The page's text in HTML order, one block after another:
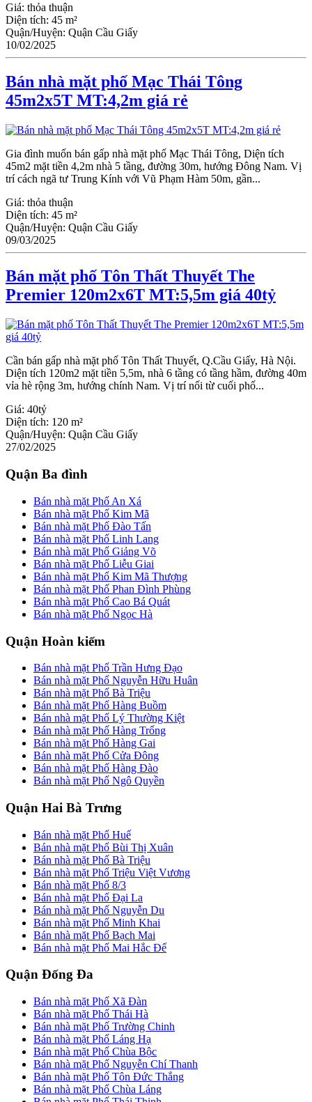
Giá: thỏa thuận
Diện tích: 45 m²
Quận/Huyện: Quận Cầu Giấy
10/02/2025
Bán nhà mặt phố Mạc Thái Tông
45m2x5T MT:4,2m giá rẻ
Gia đình muốn bán gấp nhà mặt phố Mạc Thái Tông, Diện tích
45m2 mặt tiền 4,2m nhà 5 tầng, đường 30m, hướng Đông Nam. Vị
trí cách ngã tư Trung Kính với Vũ Phạm Hàm 50m, gần...
Giá: thỏa thuận
Diện tích: 45 m²
Quận/Huyện: Quận Cầu Giấy
09/03/2025
Bán mặt phố Tôn Thất Thuyết The
Premier 120m2x6T MT:5,5m giá 40tỷ
Cần bán gấp nhà mặt phố Tôn Thất Thuyết, Q.Cầu Giấy, Hà Nội.
Diện tích 120m2 mặt tiền 5,5m, nhà 6 tầng có tầng hầm, đường 40m
vỉa hè rộng 3m, hướng chính Nam. Vị trí nối từ cuối phố...
Giá: 40tỷ
Diện tích: 120 m²
Quận/Huyện: Quận Cầu Giấy
27/02/2025
Quận Ba đình
Bán nhà mặt Phố An Xá
Bán nhà mặt Phố Kim Mã
Bán nhà mặt Phố Đào Tấn
Bán nhà mặt Phố Linh Lang
Bán nhà mặt Phố Giảng Võ
Bán nhà mặt Phố Liễu Giai
Bán nhà mặt Phố Kim Mã Thượng
Bán nhà mặt Phố Phan Đình Phùng
Bán nhà mặt Phố Cao Bá Quát
Bán nhà mặt Phố Ngọc Hà
Quận Hoàn kiếm
Bán nhà mặt Phố Trần Hưng Đạo
Bán nhà mặt Phố Nguyễn Hữu Huân
Bán nhà mặt Phố Bà Triệu
Bán nhà mặt Phố Hàng Buồm
Bán nhà mặt Phố Lý Thường Kiệt
Bán nhà mặt Phố Hàng Trống
Bán nhà mặt Phố Hàng Gai
Bán nhà mặt Phố Cửa Đông
Bán nhà mặt Phố Hàng Đào
Bán nhà mặt Phố Ngô Quyền
Quận Hai Bà Trưng
Bán nhà mặt Phố Huế
Bán nhà mặt Phố Bùi Thị Xuân
Bán nhà mặt Phố Bà Triệu
Bán nhà mặt Phố Triệu Việt Vương
Bán nhà mặt Phố 8/3
Bán nhà mặt Phố Đại La
Bán nhà mặt Phố Nguyễn Du
Bán nhà mặt Phố Minh Khai
Bán nhà mặt Phố Bạch Mai
Bán nhà mặt Phố Mai Hắc Đế
Quận Đống Đa
Bán nhà mặt Phố Xã Đàn
Bán nhà mặt Phố Thái Hà
Bán nhà mặt Phố Trường Chinh
Bán nhà mặt Phố Láng Hạ
Bán nhà mặt Phố Chùa Bộc
Bán nhà mặt Phố Nguyễn Chí Thanh
Bán nhà mặt Phố Tôn Đức Thắng
Bán nhà mặt Phố Chùa Láng